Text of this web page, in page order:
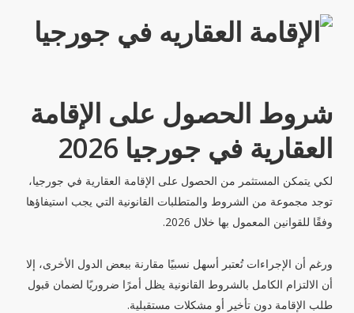
شروط الحصول على الإقامة
العقارية في جورجيا 2026
لكي يتمكن المستثمر من الحصول على الإقامة العقارية في جورجيا،
توجد مجموعة من الشروط والمتطلبات القانونية التي يجب استيفاؤها
وفقًا للقوانين المعمول بها خلال 2026.
ورغم أن الإجراءات تُعتبر أسهل نسبيًا مقارنة ببعض الدول الأخرى، إلا
أن الالتزام الكامل بالشروط القانونية يظل أمرًا ضروريًا لضمان قبول
طلب الإقامة دون تأخير أو مشكلات مستقبلية.